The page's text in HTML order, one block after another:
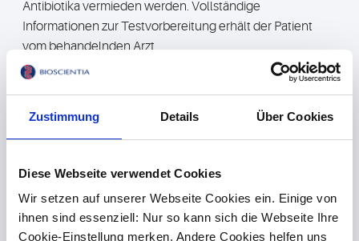
Zustimmung Details Über Cookies
Diese Webseite verwendet Cookies
Wir setzen auf unserer Webseite Cookies ein. Einige von
ihnen sind essenziell: Nur so kann sich die Webseite Ihre
Cookie-Einstellung merken. Andere Cookies helfen uns
Antibiotika vermieden werden. Vollständige
Informationen zur Testvorbereitung erhält der Patient
vom behandelnden Arzt.
Für Menschen mit diabetischer Stoffwechsellage sind
beide Belastungstests nicht empfehlenswert.
Gentest
Ist der Laktasemangel genetisch bedingt, finden wir das
heraus. Eine einfache Blutprobe reicht dafür aus. Vor der
Blutentnahme ist keine Vorbereitung des Patienten
notwendig.